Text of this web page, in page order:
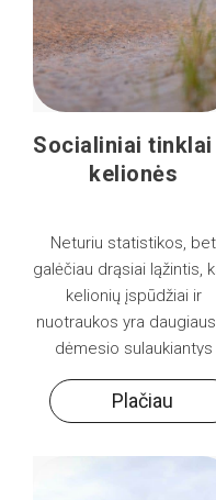
Socialiniai
kelionės
​Neturiu statistikos, bet
galėčiau drąsiai ląžintis,
kelionių įspūdžiai ir
nuotraukos yra
dėmesio sulaukiantys
socialinių tinklų įrašai
draugų tarpe. Vis dėlto
keletas universalių
kaip neperlenkti lazdos
Plačiau